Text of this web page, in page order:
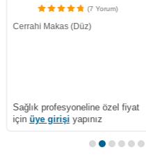
(7 Yorum)
Cerrahi Makas (Düz)
Sağlık profesyoneline özel fiyat
için üye girişi yapınız